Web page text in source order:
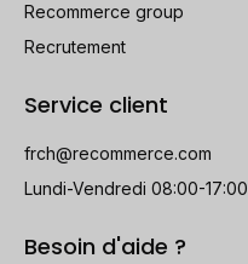
Recommerce group
Recrutement
Service client
frch@recommerce.com
Lundi-Vendredi 08:00-17:00
Besoin d'aide ?